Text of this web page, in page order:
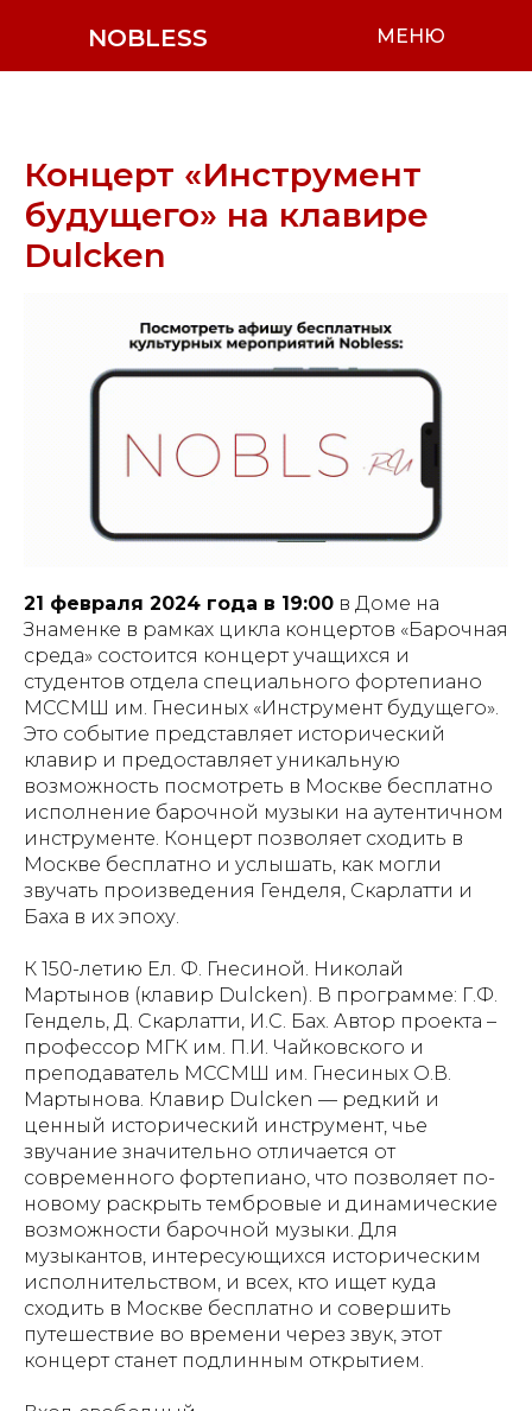
NOBLESS МЕНЮ
Концерт «Инструмент
будущего» на клавире
Dulcken
21 февраля 2024 года в 19:00 в Доме на
Знаменке в рамках цикла концертов «Барочная
среда» состоится концерт учащихся и
студентов отдела специального фортепиано
МССМШ им. Гнесиных «Инструмент будущего».
Это событие представляет исторический
клавир и предоставляет уникальную
возможность посмотреть в Москве бесплатно
исполнение барочной музыки на аутентичном
инструменте. Концерт позволяет сходить в
Москве бесплатно и услышать, как могли
звучать произведения Генделя, Скарлатти и
Баха в их эпоху.
К 150-летию Ел. Ф. Гнесиной. Николай
Мартынов (клавир Dulcken). В программе: Г.Ф.
Гендель, Д. Скарлатти, И.С. Бах. Автор проекта –
профессор МГК им. П.И. Чайковского и
преподаватель МССМШ им. Гнесиных О.В.
Мартынова. Клавир Dulcken — редкий и
ценный исторический инструмент, чье
звучание значительно отличается от
современного фортепиано, что позволяет по-
новому раскрыть тембровые и динамические
возможности барочной музыки. Для
музыкантов, интересующихся историческим
исполнительством, и всех, кто ищет куда
сходить в Москве бесплатно и совершить
путешествие во времени через звук, этот
концерт станет подлинным открытием.